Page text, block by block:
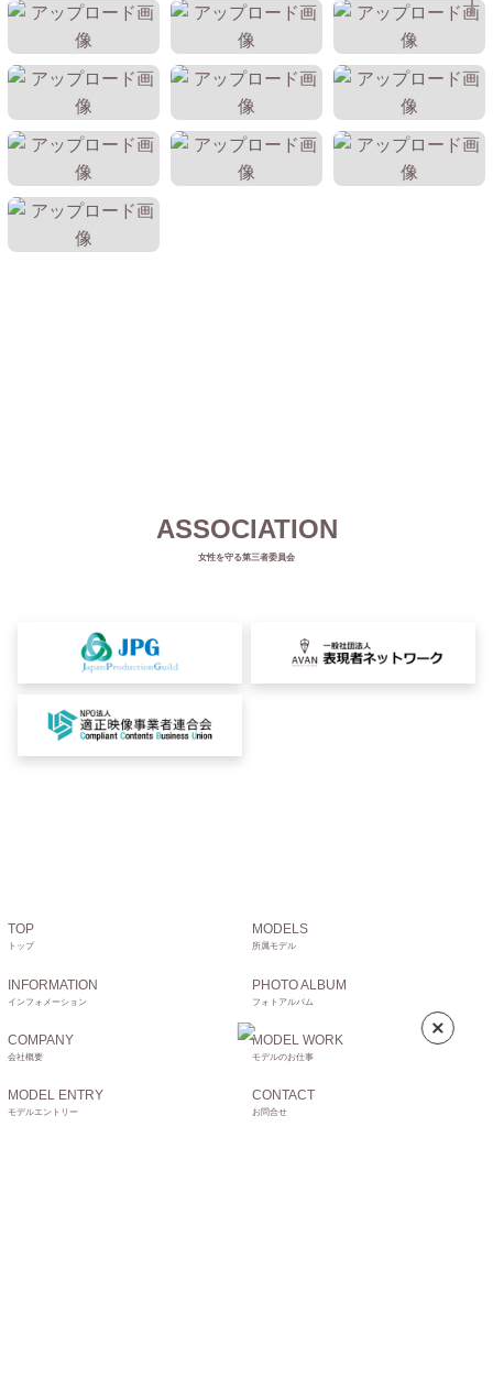
ASSOCIATION
女性を守る第三者委員会
TOP
トップ
MODELS
所属モデル
INFORMATION
インフォメーション
PHOTO ALBUM
フォトアルバム
COMPANY
会社概要
MODEL WORK
モデルのお仕事
MODEL ENTRY
モデルエントリー
CONTACT
お問合せ